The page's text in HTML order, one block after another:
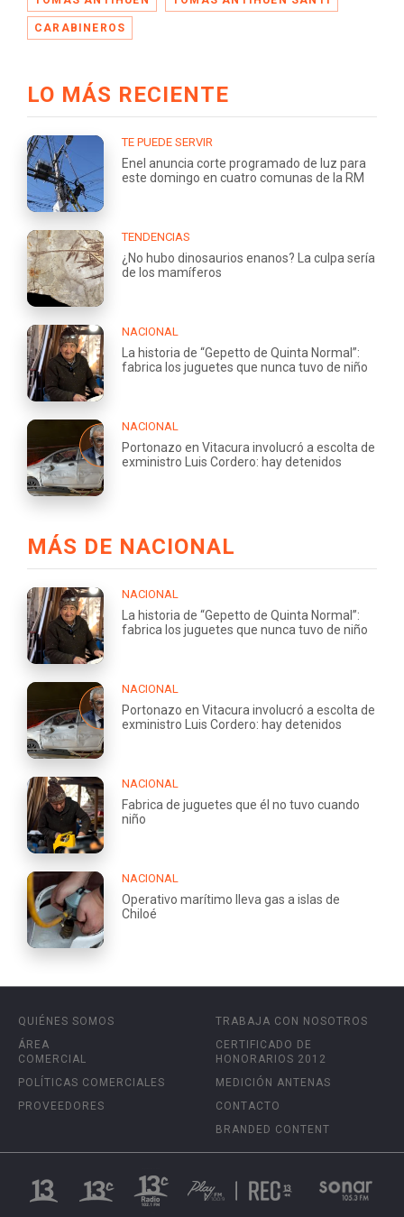
CARABINEROS
LO MÁS RECIENTE
TE PUEDE SERVIR
Enel anuncia corte programado de luz para
este domingo en cuatro comunas de la RM
TENDENCIAS
¿No hubo dinosaurios enanos? La culpa sería
de los mamíferos
NACIONAL
La historia de “Gepetto de Quinta Normal”:
fabrica los juguetes que nunca tuvo de niño
NACIONAL
Portonazo en Vitacura involucró a escolta de
exministro Luis Cordero: hay detenidos
MÁS DE NACIONAL
NACIONAL
La historia de “Gepetto de Quinta Normal”:
fabrica los juguetes que nunca tuvo de niño
NACIONAL
Portonazo en Vitacura involucró a escolta de
exministro Luis Cordero: hay detenidos
NACIONAL
Fabrica de juguetes que él no tuvo cuando
niño
NACIONAL
Operativo marítimo lleva gas a islas de
Chiloé
QUIÉNES SOMOS
ÁREA
COMERCIAL
POLÍTICAS COMERCIALES
PROVEEDORES
TRABAJA CON NOSOTROS
CERTIFICADO DE
HONORARIOS 2012
MEDICIÓN ANTENAS
CONTACTO
BRANDED CONTENT